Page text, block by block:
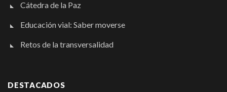
Cátedra de la Paz
Educación vial: Saber moverse
Retos de la transversalidad
DESTACADOS